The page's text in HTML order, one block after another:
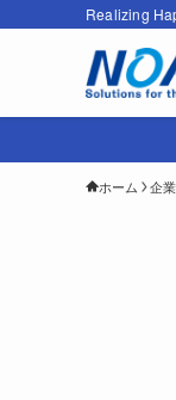
Realizing
ホーム 企